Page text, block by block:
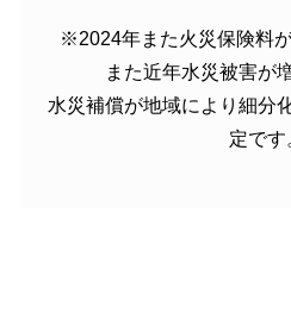
※2024年また火災保険料
また近年水災被害が
水災補償が地域により細分
定です